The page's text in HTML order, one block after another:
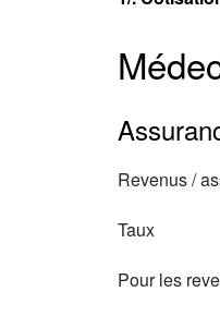
Revenus /
Taux
Pour les